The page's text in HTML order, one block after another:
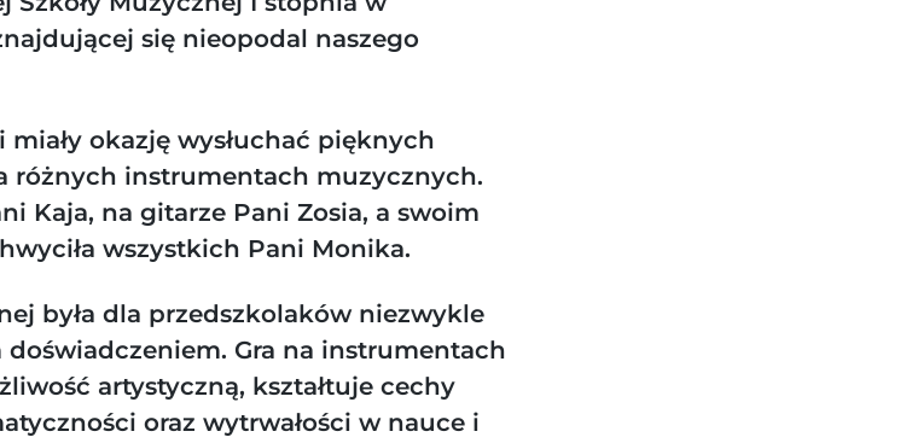
się nieopodal naszego
okazję wysłuchać pięknych
różnych instrumentach muzycznych.
Kaja, na gitarze Pani Zosia, a swoim
wszystkich Pani Monika.
była dla przedszkolaków niezwykle
Gra na instrumentach
artystyczną, kształtuje cechy
oraz wytrwałości w nauce i